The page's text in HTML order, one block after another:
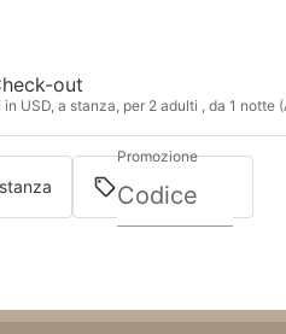
out
USD, a stanza, per 2 adulti , da 1
Promozione